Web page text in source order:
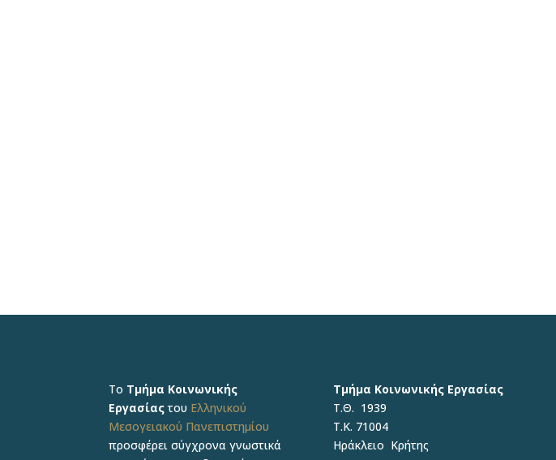
Το Τμήμα Κοινωνικής
Εργασίαςτου Ελληνικού
Μεσογειακού Πανεπιστημίου
προσφέρει σύγχρονα γνωστικά
Τμήμα Κοινωνικής Εργασίας
Τ.Θ. 1939
Τ.Κ. 71004
Ηράκλειο Κρήτης